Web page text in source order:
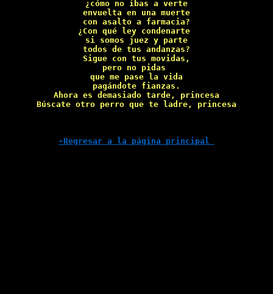
¿cómo no ibas a verte
envuelta en una muerte
con asalto a farmacia?
¿Con qué ley condenarte
si somos juez y parte
todos de tus andanzas?
Sigue con tus movidas,
pero no pidas
que me pase la vida
pagándote fianzas.
Ahora es demasiado tarde, princesa
Búscate otro perro que te ladre, princesa
-Regresar a la página principal